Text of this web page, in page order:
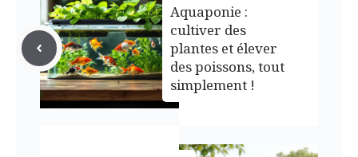
Aquaponie :
cultiver des
plantes et élever
des poissons, tout
simplement !